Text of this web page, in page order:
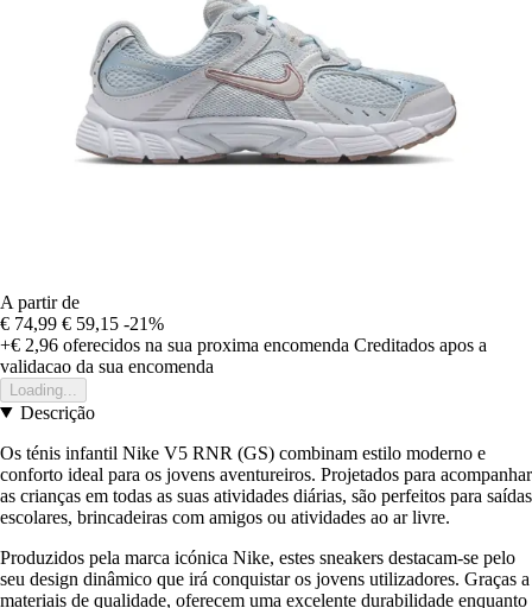
A partir de
€ 74,99 € 59,15 -21%
+€ 2,96 oferecidos na sua proxima encomenda Creditados apos a
validacao da sua encomenda
Loading...
Descrição
Os ténis infantil Nike V5 RNR (GS) combinam estilo moderno e
conforto ideal para os jovens aventureiros. Projetados para acompanhar
as crianças em todas as suas atividades diárias, são perfeitos para saídas
escolares, brincadeiras com amigos ou atividades ao ar livre.
Produzidos pela marca icónica Nike, estes sneakers destacam-se pelo
seu design dinâmico que irá conquistar os jovens utilizadores. Graças a
materiais de qualidade, oferecem uma excelente durabilidade enquanto